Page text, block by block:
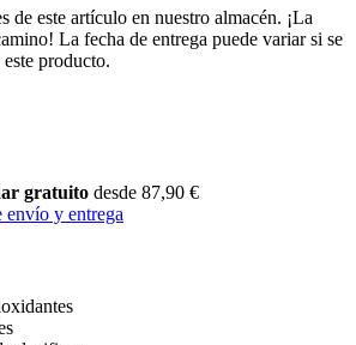
de este artículo en nuestro almacén. ¡La
La fecha de entrega puede variar si se
producto.
gratuito desde 87,90 €
y entrega